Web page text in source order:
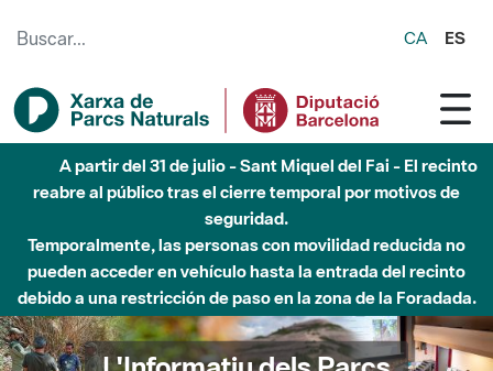
CA ES
Hasta diciembre de 2026 - Parque Fluvial Besós -
Afectaciones en el cauce del Parque Fluvial del Besòs debido
a obras de construcción de una pasarela sobre el río
L'Informatiu dels Parcs